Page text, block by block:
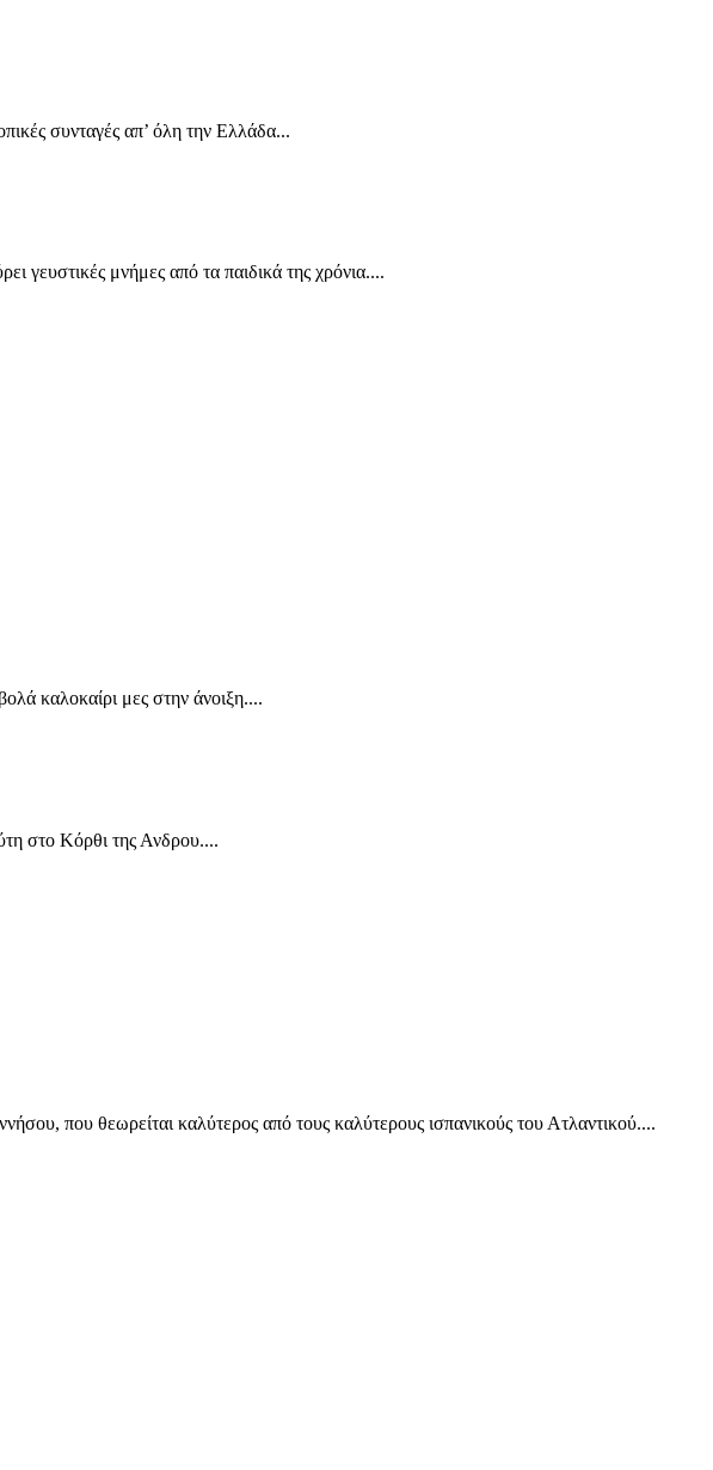
συνταγές απ’ όλη την Ελλάδα...
γευστικές μνήμες από τα παιδικά της χρόνια....
καλοκαίρι μες στην άνοιξη....
στο Κόρθι της Ανδρου....
που θεωρείται καλύτερος από τους καλύτερους ισπανικούς του Ατλαντικού....